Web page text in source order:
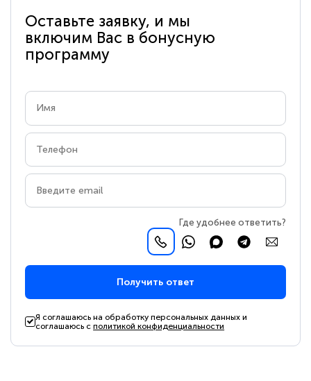
Оставьте заявку, и мы
включим Вас в бонусную
программу
Где удобнее ответить?
Получить ответ
Я соглашаюсь на обработку персональных данных и
соглашаюсь сполитикой конфиденциальности